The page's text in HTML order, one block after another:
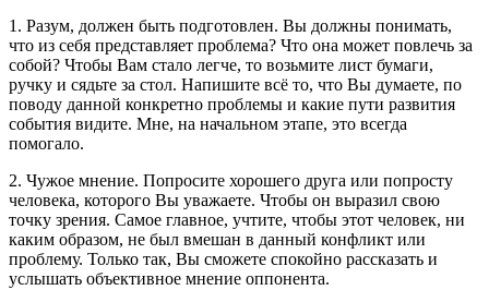
1. Разум, должен быть подготовлен. Вы должны понимать,
что из себя представляет проблема? Что она может повлечь за
собой? Чтобы Вам стало легче, то возьмите лист бумаги,
ручку и сядьте за стол. Напишите всё то, что Вы думаете, по
поводу данной конкретно проблемы и какие пути развития
события видите. Мне, на начальном этапе, это всегда
помогало.
2. Чужое мнение. Попросите хорошего друга или попросту
человека, которого Вы уважаете. Чтобы он выразил свою
точку зрения. Самое главное, учтите, чтобы этот человек, ни
каким образом, не был вмешан в данный конфликт или
проблему. Только так, Вы сможете спокойно рассказать и
услышать объективное мнение оппонента.